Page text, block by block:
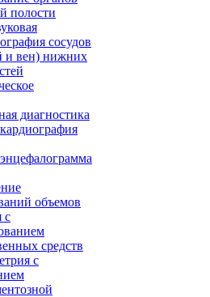
полости
сосудов
и вен) нижних
диагностика
объемов
с
средств
с